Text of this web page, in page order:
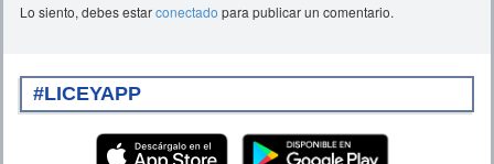
Lo siento, debes estarconectado para publicar un comentario.
#LICEYAPP